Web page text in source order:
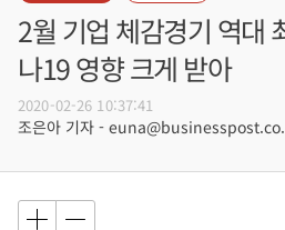
2월 기업 체감경기 역대
나19 영향 크게 받아
2020-02-26 10:37:41
조은아 기자 -